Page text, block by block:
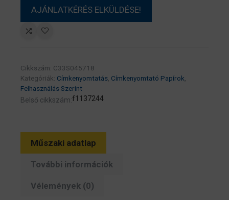
Cikkszám: C33S045718
Kategóriák: Címkenyomtatás, Címkenyomtató Papírok,
Felhasználás Szerint
Belső cikkszám:f1137244
Műszaki adatlap
További információk
Vélemények (0)